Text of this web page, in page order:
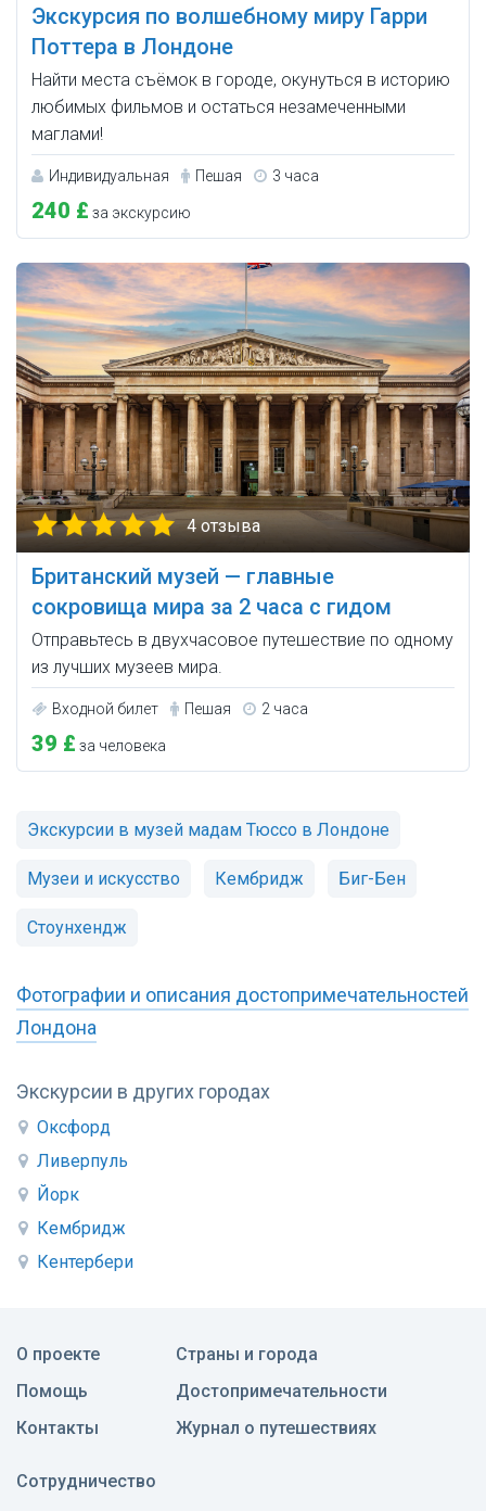
Экскурсии в других городах
Оксфорд
Ливерпуль
Йорк
Кембридж
Кентербери
Экскурсия по волшебному миру Гарри
Поттера в Лондоне
Найти места съёмок в городе, окунуться в историю
любимых фильмов и остаться незамеченными
маглами!
Индивидуальная Пешая 3 часа
240 £ за экскурсию
4 отзыва
Британский музей — главные
сокровища мира за 2 часа с гидом
Отправьтесь в двухчасовое путешествие по одному
из лучших музеев мира.
Входной билет Пешая 2 часа
39 £ за человека
Экскурсии в музей мадам Тюссо в Лондоне
Музеи и искусство Кембридж Биг-Бен
Стоунхендж
Фотографии и описания достопримечательностей
Лондона
О проекте
Помощь
Контакты
Страны и города
Достопримечательности
Журнал о путешествиях
Сотрудничество